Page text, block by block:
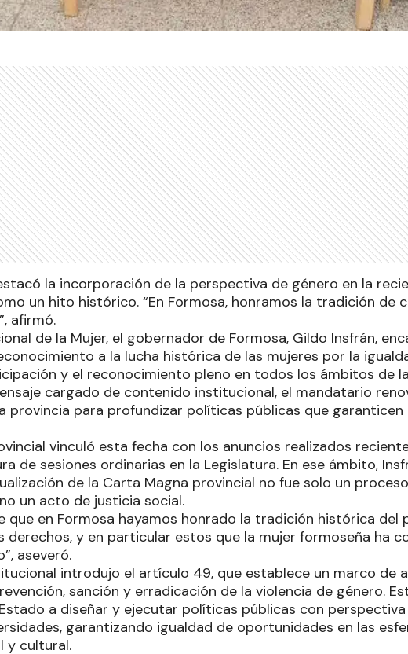
la incorporación de la perspectiva de género en la
un hito histórico. “En Formosa, honramos la tradición de
afirmó.
de la Mujer, el gobernador de Formosa, Gildo Insfrán,
a la lucha histórica de las mujeres por la
y el reconocimiento pleno en todos los ámbitos de
cargado de contenido institucional, el mandatario
provincia para profundizar políticas públicas que garanticen
vinculó esta fecha con los anuncios realizados
de sesiones ordinarias en la Legislatura. En ese ámbito,
de la Carta Magna provincial no fue solo un proceso
un acto de justicia social.
que en Formosa hayamos honrado la tradición histórica del
derechos, y en particular estos que la mujer formoseña ha
aseveró.
introdujo el artículo 49, que establece un marco de
sanción y erradicación de la violencia de género.
a diseñar y ejecutar políticas públicas con
garantizando igualdad de oportunidades en las
y cultural.